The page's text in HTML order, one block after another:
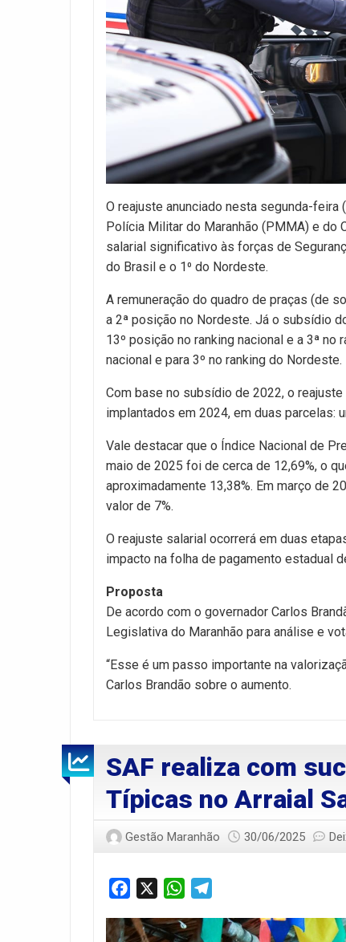
O reajuste anunciado nesta segunda-
Polícia Militar do Maranhão (PMMA) e do
salarial significativo às forças de
do Brasil e o 1⁰ do Nordeste.
A remuneração do quadro de praças (de
a 2ª posição no Nordeste. Já o subsídio
13º posição no ranking nacional e a 3ª no
nacional e para 3º no ranking do Nordeste.
Com base no subsídio de 2022, o
implantados em 2024, em duas parcelas:
Vale destacar que o Índice Nacional de
maio de 2025 foi de cerca de 12,69%, o
aproximadamente 13,38%. Em março de
valor de 7%.
O reajuste salarial ocorrerá em duas
impacto na folha de pagamento estadual
Proposta
De acordo com o governador Carlos
Legislativa do Maranhão para análise e
“Esse é um passo importante na
Carlos Brandão sobre o aumento.
SAF realiza com
Típicas no Arraial
Gestão Maranhão 30/06/2025
Facebook WhatsApp